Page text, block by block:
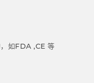
如FDA ,CE 等